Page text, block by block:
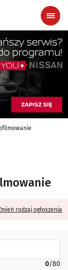
rodzaj ogłoszenia
0/80